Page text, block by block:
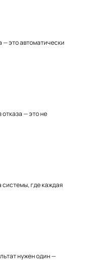
— это автоматически
отказа — это не
системы, где каждая
нужен один —